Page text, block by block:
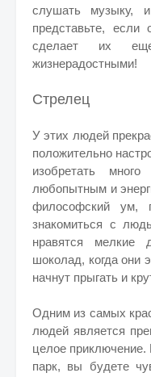
слушать музыку,
представьте,
сделает их
жизнерадостными!
Стрелец
У этих людей
положительно
изобретать
любопытным и
философский ум,
знакомиться с
нравятся
шоколад, когда они
начнут прыгать и
Одним из самых
людей является
целое
парк, вы будете